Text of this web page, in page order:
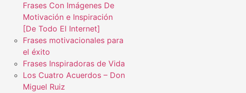
Frases Con Imágenes De
Motivación e Inspiración
[De Todo El Internet]
Frases motivacionales para
el éxito
Frases Inspiradoras de Vida
Los Cuatro Acuerdos – Don
Miguel Ruiz